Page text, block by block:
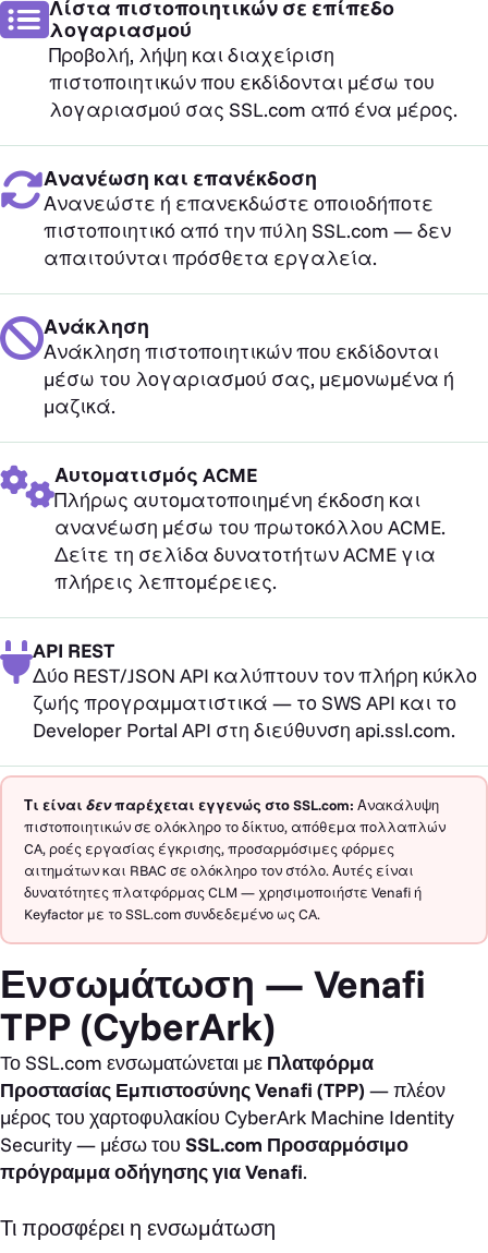
Λίστα πιστοποιητικών σε επίπεδο
λογαριασμού
Προβολή, λήψη και διαχείριση
πιστοποιητικών που εκδίδονται μέσω του
λογαριασμού σας SSL.com από ένα μέρος.
Ανανέωση και επανέκδοση
Ανανεώστε ή επανεκδώστε οποιοδήποτε
πιστοποιητικό από την πύλη SSL.com — δεν
απαιτούνται πρόσθετα εργαλεία.
Ανάκληση
Ανάκληση πιστοποιητικών που εκδίδονται
μέσω του λογαριασμού σας, μεμονωμένα ή
μαζικά.
Αυτοματισμός ACME
Πλήρως αυτοματοποιημένη έκδοση και
ανανέωση μέσω του πρωτοκόλλου ACME.
Δείτε τη σελίδα δυνατοτήτων ACME για
πλήρεις λεπτομέρειες.
API REST
Δύο REST/JSON API καλύπτουν τον πλήρη κύκλο
ζωής προγραμματιστικά — το SWS API και το
Developer Portal API στη διεύθυνση api.ssl.com.
Τι είναι δενπαρέχεται εγγενώς στο SSL.com: Ανακάλυψη
πιστοποιητικών σε ολόκληρο το δίκτυο, απόθεμα πολλαπλών
CA, ροές εργασίας έγκρισης, προσαρμόσιμες φόρμες
αιτημάτων και RBAC σε ολόκληρο τον στόλο. Αυτές είναι
δυνατότητες πλατφόρμας CLM — χρησιμοποιήστε Venafi ή
Keyfactor με το SSL.com συνδεδεμένο ως CA.
Ενσωμάτωση — Venafi
TPP (CyberArk)
Το SSL.com ενσωματώνεται με Πλατφόρμα
Προστασίας Εμπιστοσύνης Venafi (TPP) — πλέον
μέρος του χαρτοφυλακίου CyberArk Machine Identity
Security — μέσω του SSL.com Προσαρμόσιμο
πρόγραμμα οδήγησης για Venafi.
Τι προσφέρει η ενσωμάτωση